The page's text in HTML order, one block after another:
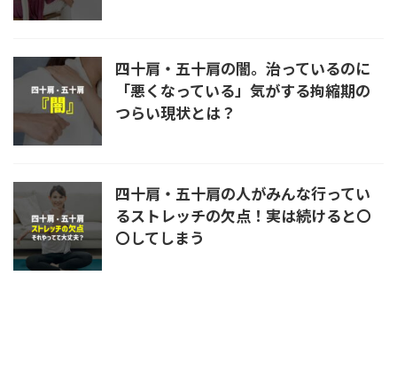
四十肩・五十肩の闇。治っているのに
「悪くなっている」気がする拘縮期の
つらい現状とは？
四十肩・五十肩の人がみんな行ってい
るストレッチの欠点！実は続けると〇
〇してしまう